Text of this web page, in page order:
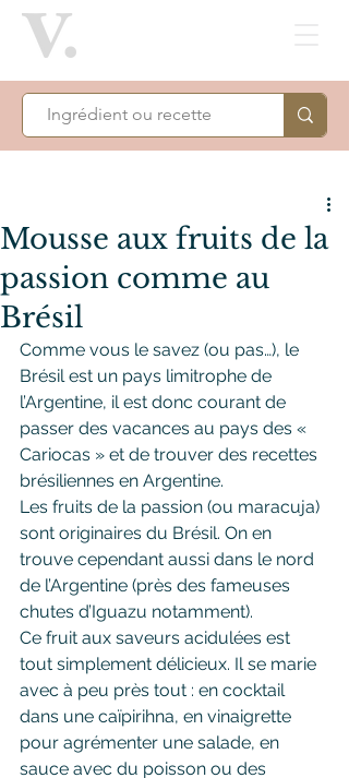
Mousse aux fruits de la
passion comme au
Brésil
Comme vous le savez (ou pas…), le
Brésil est un pays limitrophe de
l’Argentine, il est donc courant de
passer des vacances au pays des «
Cariocas » et de trouver des recettes
brésiliennes en Argentine.
Les fruits de la passion (ou maracuja)
sont originaires du Brésil. On en
trouve cependant aussi dans le nord
de l’Argentine (près des fameuses
chutes d’Iguazu notamment).
Ce fruit aux saveurs acidulées est
tout simplement délicieux. Il se marie
avec à peu près tout : en cocktail
dans une caïpirihna, en vinaigrette
pour agrémenter une salade, en
sauce avec du poisson ou des